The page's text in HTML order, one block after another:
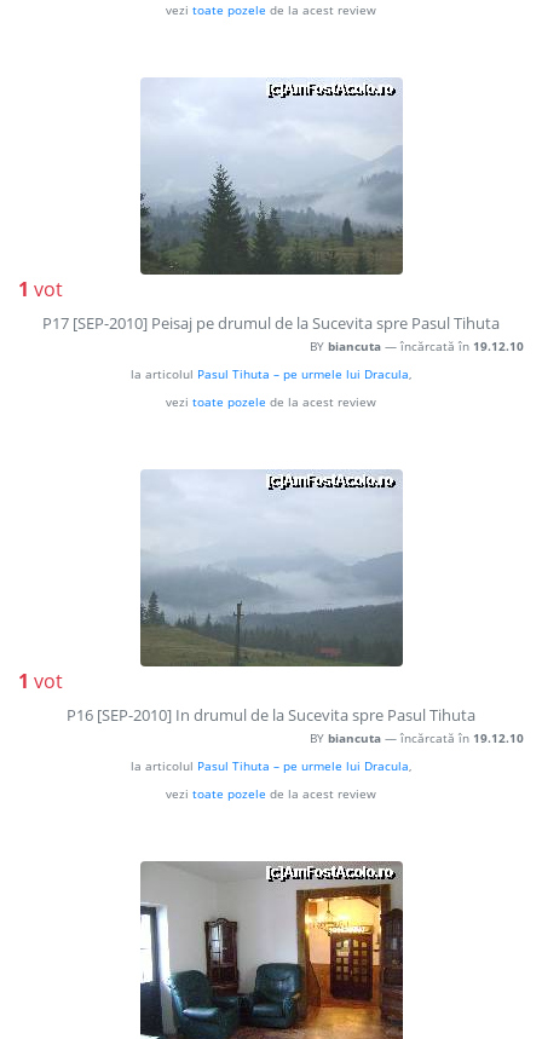
vezi toate pozele de la acest review
1 vot
P17 [SEP-2010] Peisaj pe drumul de la Sucevita spre Pasul Tihuta
BY biancuta — încărcată în 19.12.10
la articolul Pasul Tihuta – pe urmele lui Dracula,
vezi toate pozele de la acest review
1 vot
P16 [SEP-2010] In drumul de la Sucevita spre Pasul Tihuta
BY biancuta — încărcată în 19.12.10
la articolul Pasul Tihuta – pe urmele lui Dracula,
vezi toate pozele de la acest review